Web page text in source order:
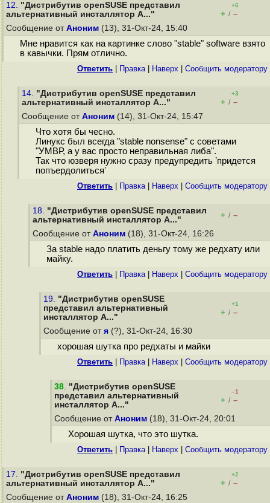
12. "Дистрибутив openSUSE представил
альтернативный инсталлятор A..."
+6
+ / –
Сообщение от Аноним (13), 31-Окт-24, 15:40
Мне нравится как на картинке слово "stable" software взято
в кавычки. Прям отлично.
Ответить Правка| Наверх Cообщить модератору
14. "Дистрибутив openSUSE представил
альтернативный инсталлятор A..."
+3
+ / –
Сообщение от Аноним (14), 31-Окт-24, 15:47
Что хотя бы чесно.
Линукс был всегда "stable nonsense" с советами
"УМВР, а у вас просто неправильная либа".
Так что юзверя нужно сразу предупредить ʼпридется
попъердолитьсяʼ
Ответить Правка| Наверх Cообщить модератору
18. "Дистрибутив openSUSE представил
альтернативный инсталлятор A..."
+ / –
Сообщение от Аноним (18), 31-Окт-24, 16:26
За stable надо платить деньгу тому же редхату или
майку.
Ответить Правка| Наверх Cообщить модератору
19. "Дистрибутив openSUSE
представил альтернативный
инсталлятор A..."
+1
+ / –
Сообщение от я (?), 31-Окт-24, 16:30
хорошая шутка про редхаты и майки
Ответить Правка| Наверх Cообщить модератору
38. "Дистрибутив openSUSE
представил альтернативный
инсталлятор A..."
–1
+ / –
Сообщение от Аноним (18), 31-Окт-24, 20:01
Хорошая шутка, что это шутка.
Ответить Правка| Наверх Cообщить модератору
17. "Дистрибутив openSUSE представил
альтернативный инсталлятор A..."
+2
+ / –
Сообщение от Аноним (18), 31-Окт-24, 16:25